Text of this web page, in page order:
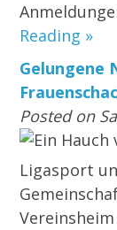
Reading »
Gelungene
Posted on
Ein
Ligasport